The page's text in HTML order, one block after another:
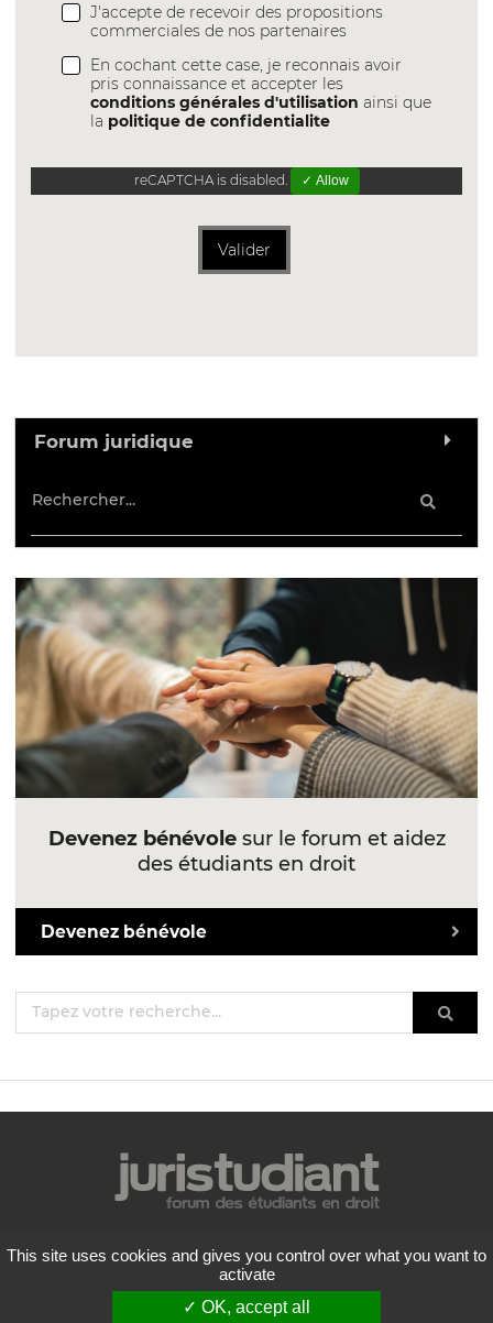
J'accepte de recevoir des propositions
commerciales de nos partenaires
En cochant cette case, je reconnais avoir
pris connaissance et accepter les
conditions générales d'utilisation ainsi que
la politique de confidentialite
reCAPTCHA is disabled. ✓ Allow
Valider
Forum juridique
Devenez bénévolesur le forum et aidez
des étudiants en droit
Devenez bénévole
Mentions légales
Politique de confidentialité
Conditions générales d'utilisation
This site uses cookies and gives you control over what you want to
activate
✓ OK, accept all